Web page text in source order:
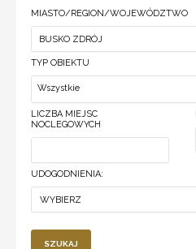
MIASTO/REGION/WOJEWÓDZTWO
TYP OBIEKTU
Wszystkie
LICZBA MIEJSC
NOCLEGOWYCH
UDOGODNIENIA:
WYBIERZ
SZUKAJ